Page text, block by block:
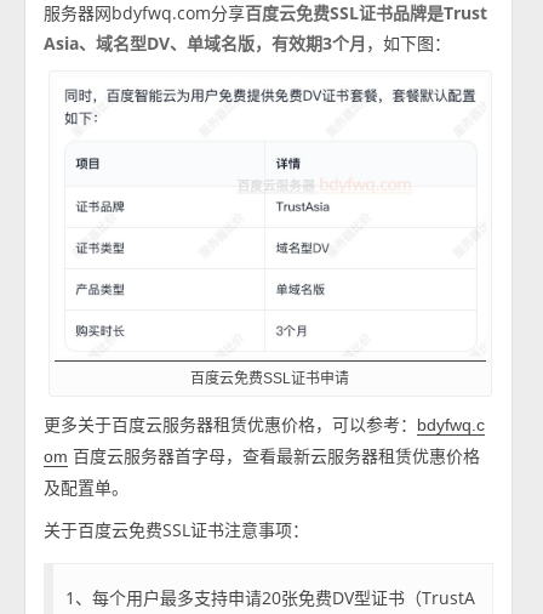
服务器网bdyfwq.com分享百度云免费SSL证书品牌是Trust
Asia、域名型DV、单域名版，有效期3个月 ，如下图：
百度云免费SSL证书申请
更多关于百度云服务器租赁优惠价格，可以参考：
bdyfwq.c
om 百度云服务器首字母，查看最新云服务器租赁优惠价格
及配置单。
关于百度云免费SSL证书注意事项：
1、每个用户最多支持申请20张免费DV型证书（TrustA